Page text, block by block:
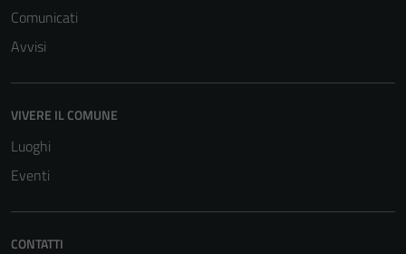
Comunicati
Avvisi
VIVERE IL COMUNE
Luoghi
Eventi
CONTATTI